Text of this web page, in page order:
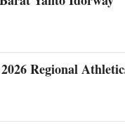
Regional